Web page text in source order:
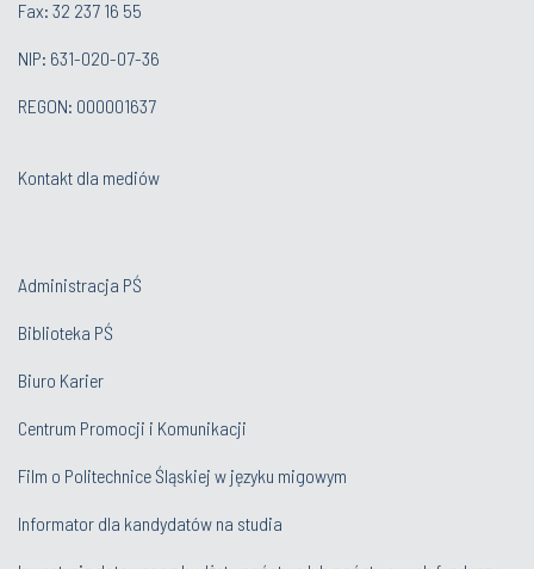
Fax: 32 237 16 55
NIP: 631-020-07-36
REGON: 000001637
Kontakt dla mediów
Administracja PŚ
Biblioteka PŚ
Biuro Karier
Centrum Promocji i Komunikacji
Film o Politechnice Śląskiej w języku migowym
Informator dla kandydatów na studia